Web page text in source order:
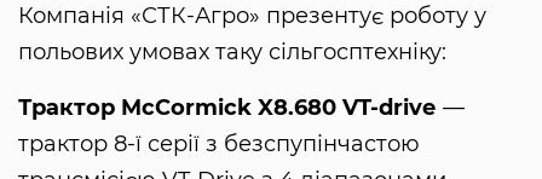
Компанія «СТК-Агро» презентує роботу у
польових умовах таку сільгосптехніку:
Трактор McCormick X8.680 VT-drivе —
трактор 8-ї серії з безспупінчастою